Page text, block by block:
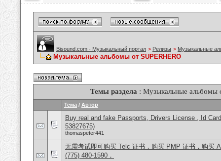
Bisound.com - Музыкальный портал > Релизы > Музыкальные
Музыкальные альбомы от SUPERHERO
Темы раздела : Музыкальные альбомы
Тема / Автор
Buy real and fake Passports, Drivers License , Id
53827675)
thomaspeter441
无需考试即可购买 Telc 证书，购买 PMP 证书，购买
(775) 480-1590，